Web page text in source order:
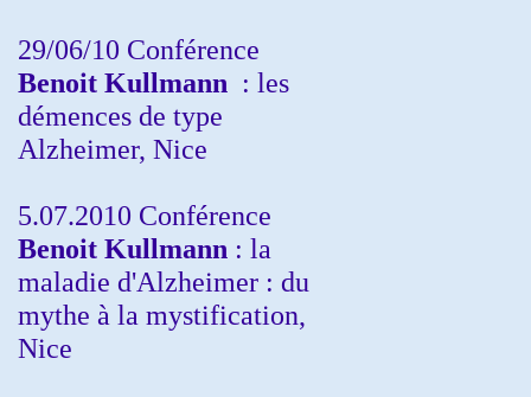
29/06/10 Conférence
Benoit Kullmann : les
démences de type
Alzheimer, Nice
5.07.2010 Conférence
Benoit Kullmann : la
maladie d'Alzheimer : du
mythe à la mystification,
Nice